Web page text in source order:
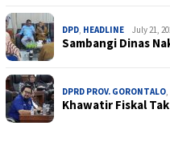
DPD HEADLINE July 21,
Sambangi Dinas
DPRD PROV. GORONTALO
Khawatir Fiskal